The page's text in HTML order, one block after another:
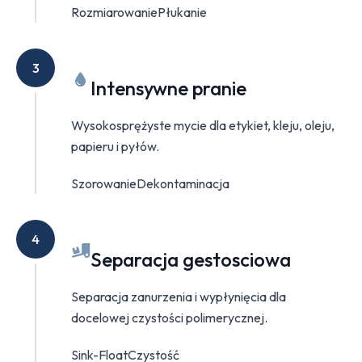
RozmiarowaniePłukanie
3
Intensywne pranie
Wysokosprężyste mycie dla etykiet, kleju, oleju,
papieru i pyłów.
SzorowanieDekontaminacja
4
Separacja gestosciowa
Separacja zanurzenia i wypłynięcia dla
docelowej czystości polimerycznej.
Sink-FloatCzystość